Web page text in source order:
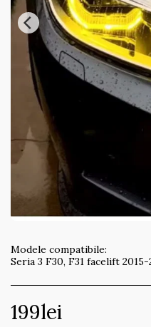
Modele compatibile:
Seria 3 F30, F31 facelift 2015-
199lei